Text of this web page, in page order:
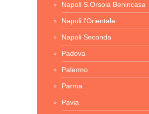
Napoli S.Orsola Benincasa
Napoli l'Orientale
Napoli Seconda
Padova
Palermo
Parma
Pavia